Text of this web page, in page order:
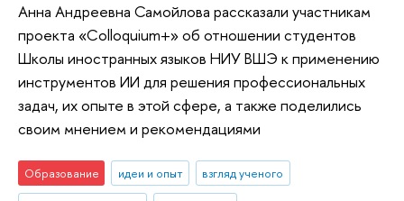
Анна Андреевна Самойлова рассказали участникам
проекта «Colloquium+» об отношении студентов
Школы иностранных языков НИУ ВШЭ к применению
инструментов ИИ для решения профессиональных
задач, их опыте в этой сфере, а также поделились
своим мнением и рекомендациями
Образование идеи и опыт
взгляд ученого